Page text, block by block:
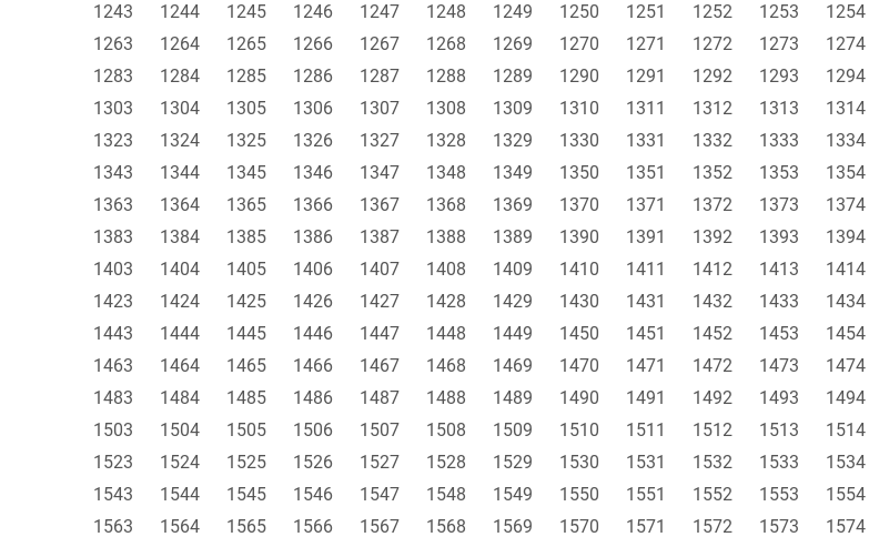
1243
1244 1245 1246 1247 1248 1249 1250 1251 1252 1253 1254
1263
1264 1265 1266 1267 1268 1269 1270 1271 1272 1273 1274
1283
1284 1285 1286 1287 1288 1289 1290 1291 1292 1293 1294
1303
1304 1305 1306 1307 1308 1309 1310 1311 1312 1313 1314
1323
1324 1325 1326 1327 1328 1329 1330 1331 1332 1333 1334
1343
1344 1345 1346 1347 1348 1349 1350 1351 1352 1353 1354
1363
1364 1365 1366 1367 1368 1369 1370 1371 1372 1373 1374
1383
1384 1385 1386 1387 1388 1389 1390 1391 1392 1393 1394
1403
1404 1405 1406 1407 1408 1409 1410 1411 1412 1413 1414
1423
1424 1425 1426 1427 1428 1429 1430 1431 1432 1433 1434
1443
1444 1445 1446 1447 1448 1449 1450 1451 1452 1453 1454
1463
1464 1465 1466 1467 1468 1469 1470 1471 1472 1473 1474
1483
1484 1485 1486 1487 1488 1489 1490 1491 1492 1493 1494
1503
1504 1505 1506 1507 1508 1509 1510 1511 1512 1513 1514
1523
1524 1525 1526 1527 1528 1529 1530 1531 1532 1533 1534
1543
1544 1545 1546 1547 1548 1549 1550 1551 1552 1553 1554
1563
1564 1565 1566 1567 1568 1569 1570 1571 1572 1573 1574